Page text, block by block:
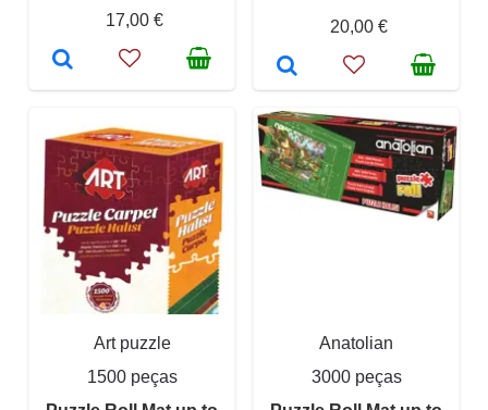
17,00 €
20,00 €
Art puzzle
1500 peças
Anatolian
3000 peças